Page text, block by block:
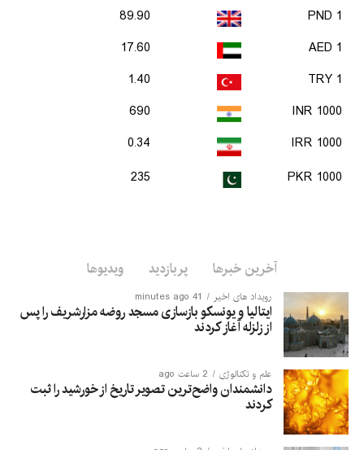
1 PND
89.90
1 AED
17.60
1 TRY
1.40
1000 INR
690
1000 IRR
0.34
1000 PKR
235
آخرین خبرها پربازدید ویدیوها
رویداد های اخیر 41 minutes ago
ایتالیا و یونسکو بازسازی مسجد روضه مزارشریف را پس
از زلزله آغاز کردند
علم و تکنالوژی 2 ساعت ago
دانشمندان واضح‌ترین تصویر تاریخ از خورشید را ثبت
کردند